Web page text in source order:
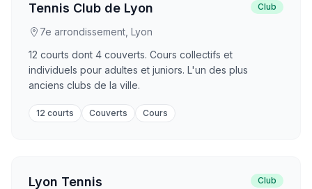
Tennis Club de Lyon Club
7e arrondissement, Lyon
12 courts dont 4 couverts. Cours collectifs et
individuels pour adultes et juniors. L'un des plus
anciens clubs de la ville.
12 courts Couverts Cours
Lyon Tennis Club